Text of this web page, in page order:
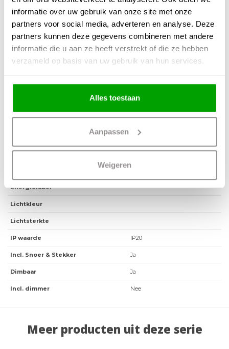
informatie over uw gebruik van onze site met onze
partners voor social media, adverteren en analyse. Deze
partners kunnen deze gegevens combineren met andere
informatie die u aan ze heeft verstrekt of die ze hebben
verzameld op basis van uw gebruik van hun services.
Alles toestaan
Aanpassen
Weigeren
Bestel vandaag nog en maak jouw interieur compleet!
Kleur Bruin, Zwart, Groen
75 x 75 x 160cm (LxBxH)
Overige maten Kap 40 x 20cm (BxH)
E27
Max. Wattage per lichtpunt 40 Watt
Nee
Energielabel
Lichtkleur
Lichtsterkte
IP waarde IP20
Incl. Snoer & Stekker Ja
Dimbaar Ja
Incl. dimmer Nee
Meer producten uit deze serie